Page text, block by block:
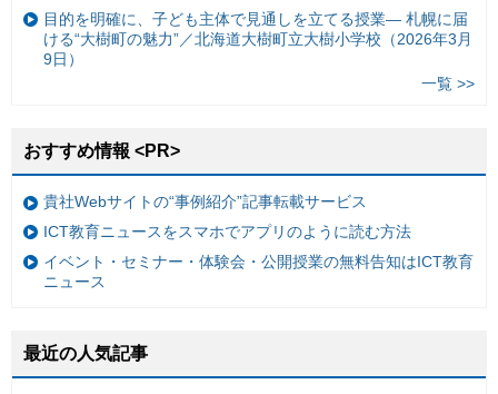
目的を明確に、子ども主体で見通しを立てる授業— 札幌に届
ける“大樹町の魅力”／北海道大樹町立大樹小学校（2026年3月
9日）
一覧 >>
おすすめ情報 <PR>
貴社Webサイトの“事例紹介”記事転載サービス
ICT教育ニュースをスマホでアプリのように読む方法
イベント・セミナー・体験会・公開授業の無料告知はICT教育
ニュース
最近の人気記事